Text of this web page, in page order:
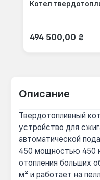
Котел
Обычная цена:
494 500,00 ₴
Описание
Твердотопливный
устройство для
автоматической
450 мощностью 450
отопления больших
м² и работает на